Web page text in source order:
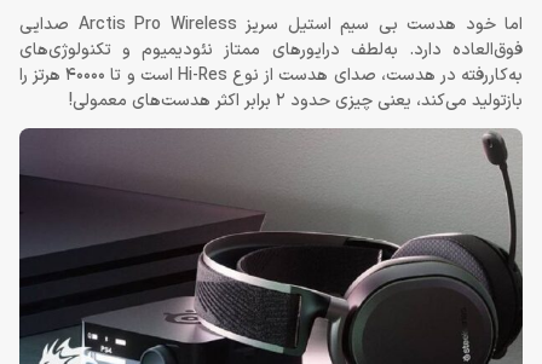
اما خود هدست بی سیم استیل سریز Arctis Pro Wireless صدایی
فوق‌العاده دارد. به‌لطف درایورهای ممتاز نئودیمیوم و تکنولوژی‌های
به‌کاررفته در هدست، صدای هدست از نوع Hi-Res است و تا 40000 هرتز را
بازتولید می‌کند، یعنی چیزی حدود 2 برابر اکثر هدست‌های معمولی!